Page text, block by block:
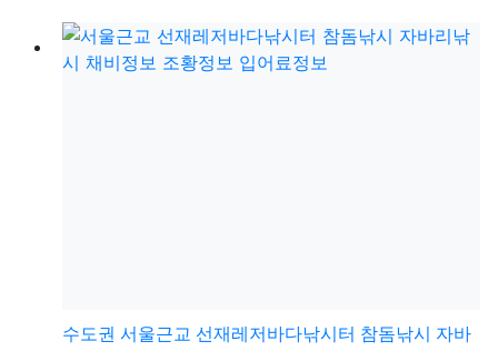
수도권 서울근교 선재레저바다낚시터 참돔낚시 자바